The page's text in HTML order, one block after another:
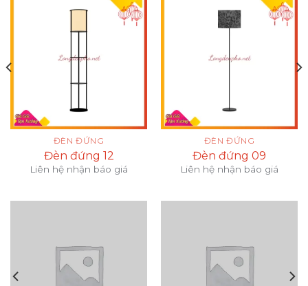
ĐÈN ĐỨNG
Đèn đứng 12
Liên hệ nhận báo giá
ĐÈN ĐỨNG
Đèn đứng 09
Liên hệ nhận báo giá